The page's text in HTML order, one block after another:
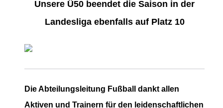
Unsere Ü50 beendet die Saison in der
Landesliga ebenfalls auf Platz 10
Die Abteilungsleitung Fußball dankt allen
Aktiven und Trainern für den leidenschaftlichen